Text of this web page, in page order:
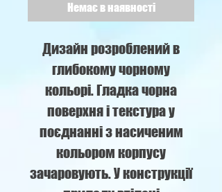
Немає в наявності
Дизайн розроблений в
глибокому чорному
кольорі. Гладка чорна
поверхня і текстура у
поєднанні з насиченим
кольором корпусу
зачаровують. У конструкції